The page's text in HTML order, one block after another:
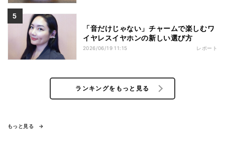
「音だけじゃない」チャームで楽しむワ
イヤレスイヤホンの新しい選び方
2026/06/19 11:15 レポート
ランキングをもっと見る
もっと見る